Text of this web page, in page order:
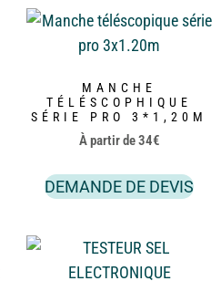
MANCHE
TÉLÉSCOPHIQUE
SÉRIE PRO 3*1,20M
À partir de34€
DEMANDE DE DEVIS